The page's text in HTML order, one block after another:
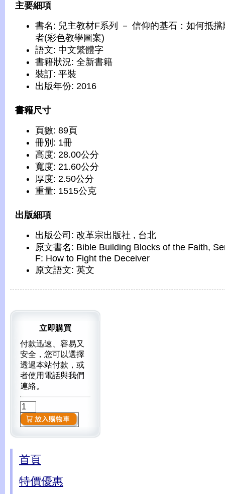
主要細項
書名: 兒主教材F系列 － 信仰的基石：如何抵擋
者(彩色教學圖案)
語文: 中文繁體字
書籍狀況: 全新書籍
裝訂: 平裝
出版年份: 2016
書籍尺寸
頁數: 89頁
冊別: 1冊
高度: 28.00公分
寬度: 21.60公分
厚度: 2.50公分
重量: 1515公克
出版細項
出版公司: 改革宗出版社 , 台北
原文書名: Bible Building Blocks of the Faith,
F: How to Fight the Deceiver
原文語文: 英文
立即購買
付款迅速、容易又
安全，您可以選擇
透過本站付款，或
者使用電話與我們
連絡。
首頁
特價優惠